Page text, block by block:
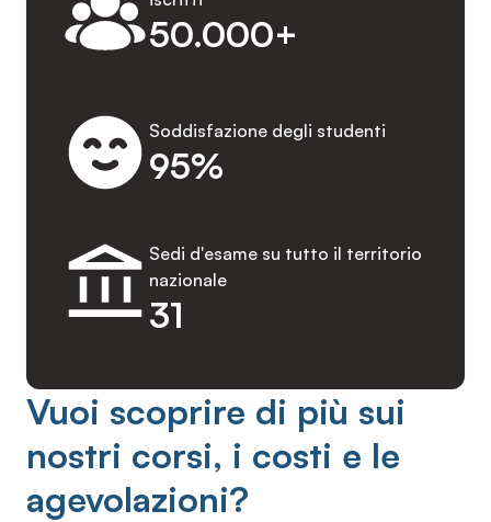
50.000+
95%
Soddisfazione degli studenti
31
Sedi d'esame su tutto il territorio
nazionale
Vuoi scoprire di più sui
nostri corsi, i costi e le
agevolazioni?